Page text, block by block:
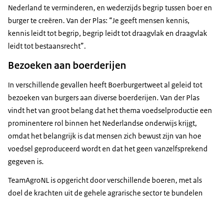
Nederland te verminderen, en wederzijds begrip tussen boer en
burger te creëren. Van der Plas: “Je geeft mensen kennis,
kennis leidt tot begrip, begrip leidt tot draagvlak en draagvlak
leidt tot bestaansrecht”.
Bezoeken aan boerderijen
In verschillende gevallen heeft Boerburgertweet al geleid tot
bezoeken van burgers aan diverse boerderijen. Van der Plas
vindt het van groot belang dat het thema voedselproductie een
prominentere rol binnen het Nederlandse onderwijs krijgt,
omdat het belangrijk is dat mensen zich bewust zijn van hoe
voedsel geproduceerd wordt en dat het geen vanzelfsprekend
gegeven is.
TeamAgroNL is opgericht door verschillende boeren, met als
doel de krachten uit de gehele agrarische sector te bundelen